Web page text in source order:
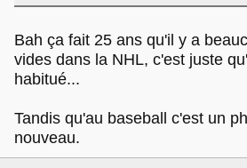
Bah ça fait 25 ans qu'il y a
vides dans la NHL, c'est juste
habitué...
Tandis qu'au baseball c'est un
nouveau.